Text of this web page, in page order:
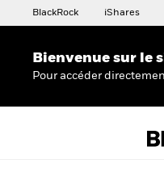
BlackRock iShares
Bienvenue sur le
Pour accéder